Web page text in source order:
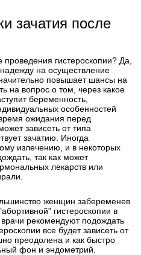
зачатия после
гистероскопии? Да,
на осуществление
повышает шансы на
на вопрос о том, через какое
беременность,
особенностей
ожидания перед
зависеть от типа
зачатию. Иногда
излечению, и в некоторых
так как может
лекарств или
женщин забеременев
гистероскопии в
рекомендуют подождать
все будет зависеть от
преодолена и как быстро
фон и эндометрий.